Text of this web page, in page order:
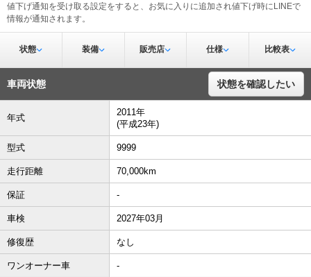
値下げ通知を受け取る設定をすると、お気に入りに追加され値下げ時にLINEで
情報が通知されます。
状態 装備 販売店 仕様 比較表
車両状態 状態を確認したい
年式
2011年
(平成23年)
型式 9999
走行距離 70,000km
保証 -
車検 2027年03月
修復歴 なし
ワンオーナー車 -